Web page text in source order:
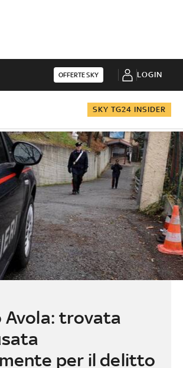
OFFERTE SKY LOGIN
SKY TG24 INSIDER
Avola: trovata
per il delitto